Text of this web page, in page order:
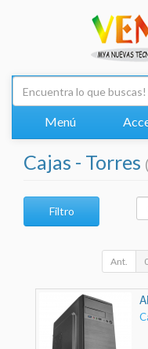
Menú
Cajas - Torres
Filtro
Ant.